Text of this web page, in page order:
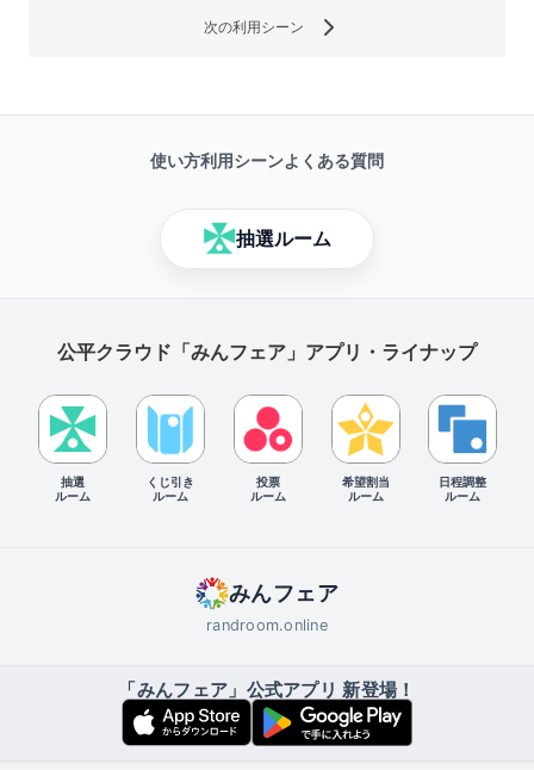
次の利用シーン
使い方利用シーンよくある質問
抽選ルーム
公平クラウド「みんフェア」アプリ・ライナップ
抽選
ルーム
くじ引き
ルーム
投票
ルーム
希望割当
ルーム
日程調整
ルーム
みんフェア
randroom.online
「みんフェア」公式アプリ 新登場！